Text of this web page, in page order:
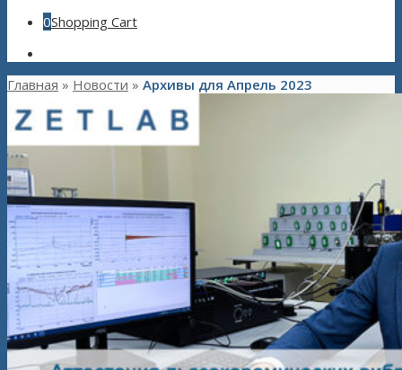
0Shopping Cart
Главная » Новости » Архивы для Апрель 2023